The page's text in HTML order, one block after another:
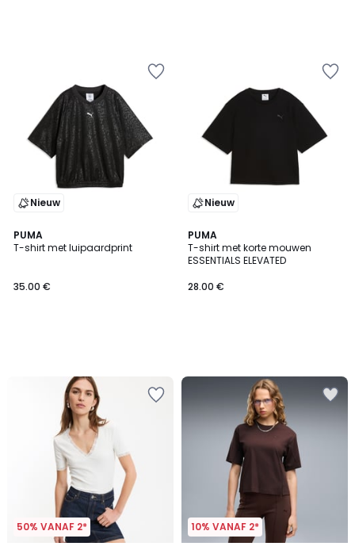
Nieuw
PUMA
T-shirt met luipaardprint
35.00 €
Nieuw
PUMA
T-shirt met korte mouwen
ESSENTIALS ELEVATED
28.00 €
50% VANAF 2* 10% VANAF 2*